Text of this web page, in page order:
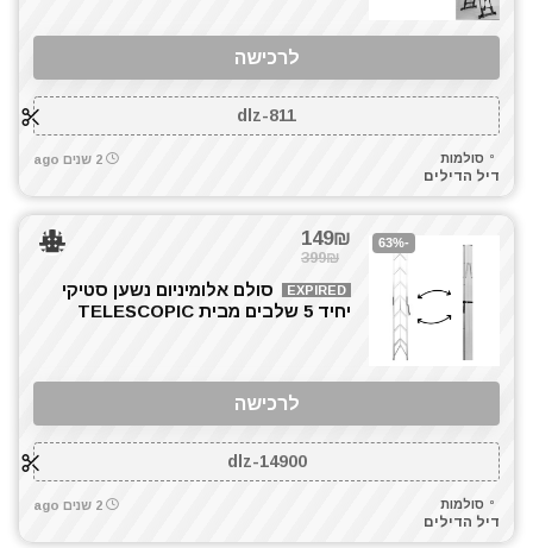
לרכישה
dlz-811
סולמות
דיל הדילים
2 שנים ago
-63%
149₪
399₪
EXPIRED
סולם אלומיניום נשען סטיקי
יחיד 5 שלבים מבית TELESCOPIC
לרכישה
dlz-14900
סולמות
דיל הדילים
2 שנים ago